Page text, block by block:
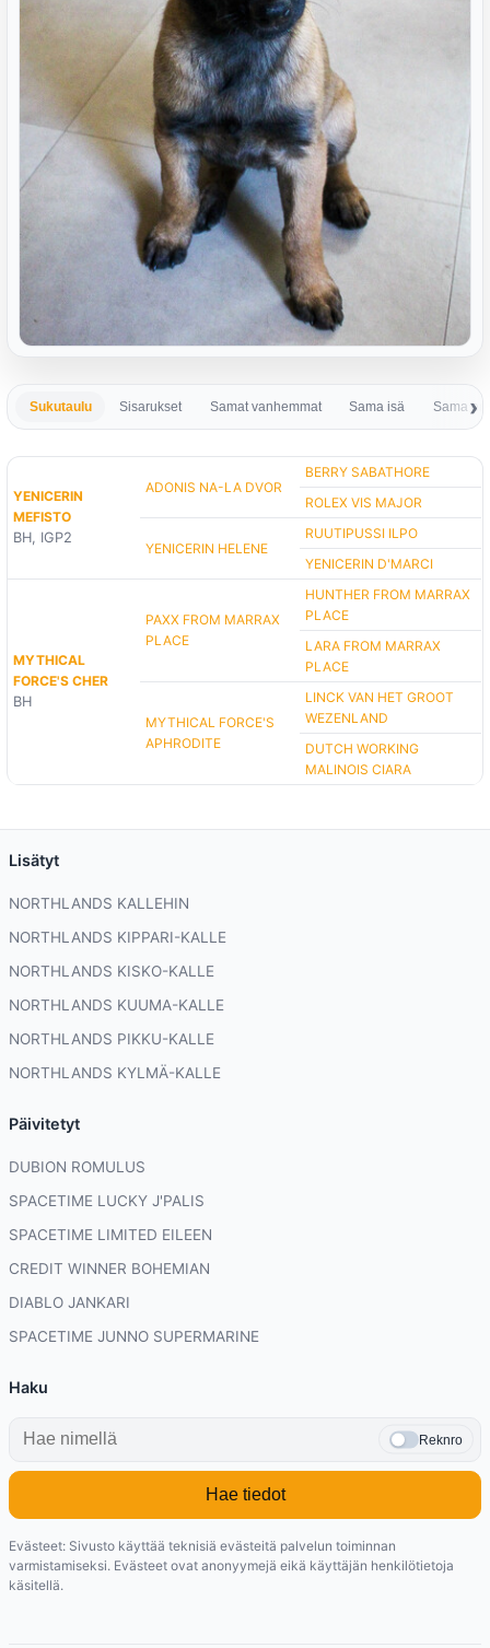
Sukutaulu Sisarukset Samat vanhemmat Sama isä Sama
YENICERIN
MEFISTO
BH, IGP2
ADONIS NA-LA DVOR
BERRY SABATHORE
ROLEX VIS MAJOR
YENICERIN HELENE
RUUTIPUSSI ILPO
YENICERIN D'MARCI
MYTHICAL
FORCE'S CHER
BH
PAXX FROM MARRAX
PLACE
HUNTHER FROM MARRAX
PLACE
LARA FROM MARRAX
PLACE
MYTHICAL FORCE'S
APHRODITE
LINCK VAN HET GROOT
WEZENLAND
DUTCH WORKING
MALINOIS CIARA
Lisätyt
NORTHLANDS KALLEHIN
NORTHLANDS KIPPARI-KALLE
NORTHLANDS KISKO-KALLE
NORTHLANDS KUUMA-KALLE
NORTHLANDS PIKKU-KALLE
NORTHLANDS KYLMÄ-KALLE
Päivitetyt
DUBION ROMULUS
SPACETIME LUCKY J'PALIS
SPACETIME LIMITED EILEEN
CREDIT WINNER BOHEMIAN
DIABLO JANKARI
SPACETIME JUNNO SUPERMARINE
Haku
Reknro
Hae tiedot
Evästeet: Sivusto käyttää teknisiä evästeitä palvelun toiminnan
varmistamiseksi. Evästeet ovat anonyymejä eikä käyttäjän henkilötietoja
käsitellä.